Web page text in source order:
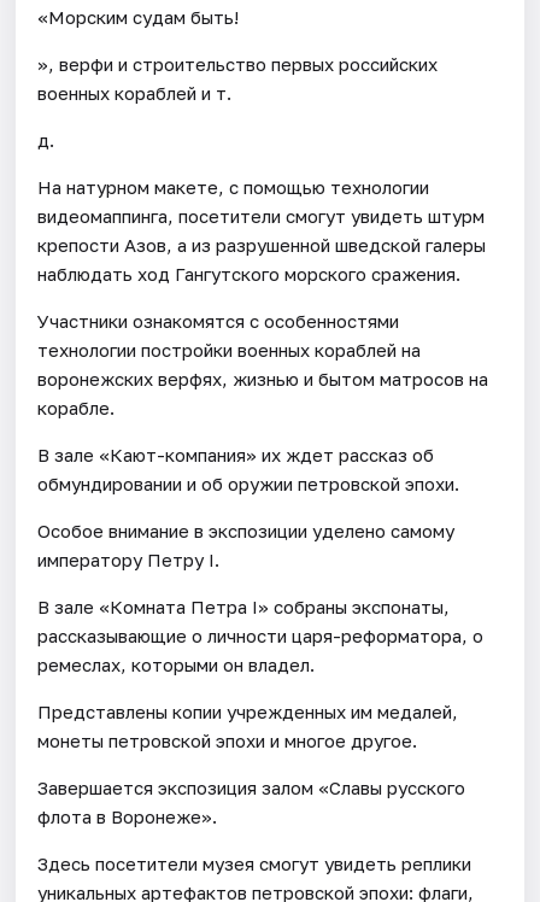
«Морским судам быть!
», верфи и строительство первых российских
военных кораблей и т.
д.
На натурном макете, с помощью технологии
видеомаппинга, посетители смогут увидеть штурм
крепости Азов, а из разрушенной шведской галеры
наблюдать ход Гангутского морского сражения.
Участники ознакомятся с особенностями
технологии постройки военных кораблей на
воронежских верфях, жизнью и бытом матросов на
корабле.
В зале «Кают-компания» их ждет рассказ об
обмундировании и об оружии петровской эпохи.
Особое внимание в экспозиции уделено самому
императору Петру I.
В зале «Комната Петра I» собраны экспонаты,
рассказывающие о личности царя-реформатора, о
ремеслах, которыми он владел.
Представлены копии учрежденных им медалей,
монеты петровской эпохи и многое другое.
Завершается экспозиция залом «Славы русского
флота в Воронеже».
Здесь посетители музея смогут увидеть реплики
уникальных артефактов петровской эпохи: флаги,